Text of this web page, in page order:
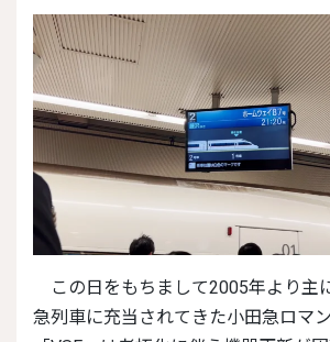
この日をもちまして2005年より主に箱根方面への特
急列車に充当されてきた小田急ロマ